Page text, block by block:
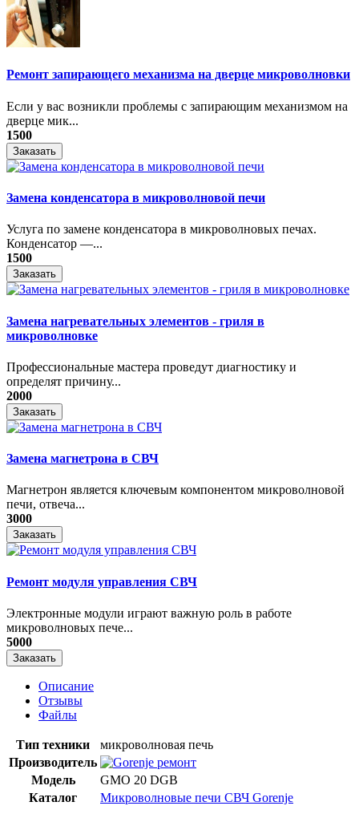
Ремонт запирающего механизма на дверце микроволновки
Если у вас возникли проблемы с запирающим механизмом на
дверце мик...
1500
Заказать
Замена конденсатора в микроволновой печи
Услуга по замене конденсатора в микроволновых печах.
Конденсатор —...
1500
Заказать
Замена нагревательных элементов - гриля в
микроволновке
Профессиональные мастера проведут диагностику и
определят причину...
2000
Заказать
Замена магнетрона в СВЧ
Магнетрон является ключевым компонентом микроволновой
печи, отвеча...
3000
Заказать
Ремонт модуля управления СВЧ
​Электронные модули играют важную роль в работе
микроволновых пече...
5000
Заказать
Описание
Отзывы
Файлы
Тип техники
микроволновая печь
Производитель
Модель
GMO 20 DGB
Каталог
Микроволновые печи СВЧ Gorenje